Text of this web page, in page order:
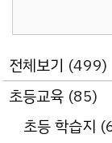
전체보기 (499)
초등교육 (85)
초등 학습지